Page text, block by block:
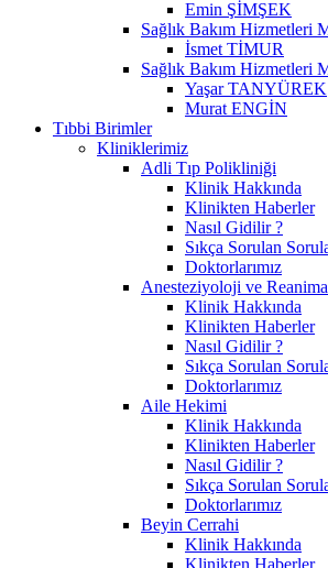
Emin ŞİMŞEK
Sağlık Bakım Hizmetleri
İsmet TİMUR
Sağlık Bakım Hizmetleri
Yaşar TANYÜREK
Murat ENGİN
Tıbbi Birimler
Kliniklerimiz
Adli Tıp Polikliniği
Klinik Hakkında
Klinikten Haberler
Nasıl Gidilir ?
Sıkça Sorulan
Doktorlarımız
Anesteziyoloji ve
Klinik Hakkında
Klinikten Haberler
Nasıl Gidilir ?
Sıkça Sorulan
Doktorlarımız
Aile Hekimi
Klinik Hakkında
Klinikten Haberler
Nasıl Gidilir ?
Sıkça Sorulan
Doktorlarımız
Beyin Cerrahi
Klinik Hakkında
Klinikten Haberler